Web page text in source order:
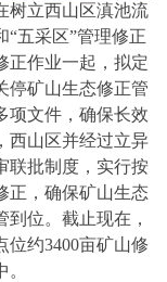
树立西山区滇池流
“五采区”管理修正
正作业一起，拟定
停矿山生态修正管
项文件，确保长效
西山区并经过立异
联批制度，实行按
正，确保矿山生态
位。截止现在，
位约3400亩矿山修